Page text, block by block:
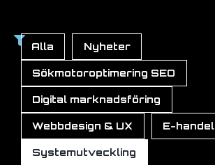
Alla Nyheter
Sökmotoroptimering SEO
Digital marknadsföring
Webbdesign & UX E-handel
Systemutveckling